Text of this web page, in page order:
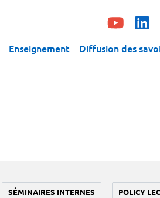
Enseignement Diffusion des
SÉMINAIRES INTERNES POLICY